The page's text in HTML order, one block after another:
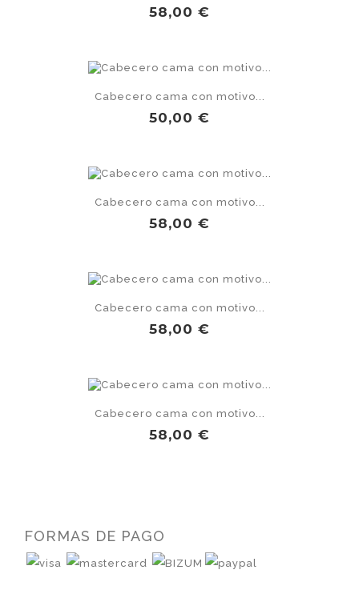
Precio
58,00 €
Cabecero cama con motivo...
Precio
50,00 €
Cabecero cama con motivo...
Precio
58,00 €
Cabecero cama con motivo...
Precio
58,00 €
Cabecero cama con motivo...
Precio
58,00 €
FORMAS DE PAGO